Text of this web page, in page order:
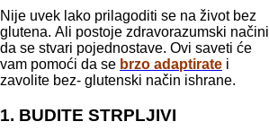
Nije uvek lako prilagoditi se na život bez
glutena. Ali postoje zdravorazumski načini
da se stvari pojednostave. Ovi saveti će
vam pomoći da se brzo adaptirate i
zavolite bez- glutenski način ishrane.
1. BUDITE STRPLJIVI